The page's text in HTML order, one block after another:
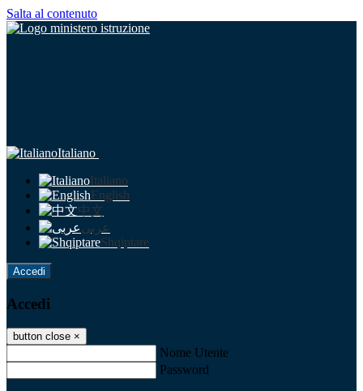
Salta al contenuto
Italiano
Italiano
English
中文
عربى
Shqiptare
Accedi
Accedi
button close ×
Nome Utente
Password